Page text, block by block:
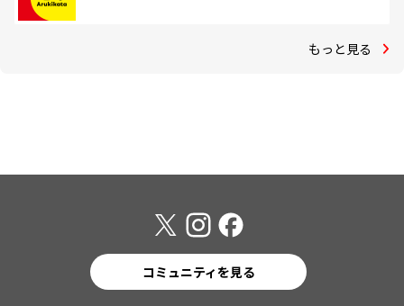
もっと見る
コミュニティを見る